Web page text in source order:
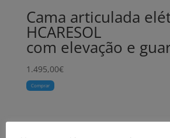
Cama articulada
HCARESOL
com elevação e
1.495,00€
Comprar